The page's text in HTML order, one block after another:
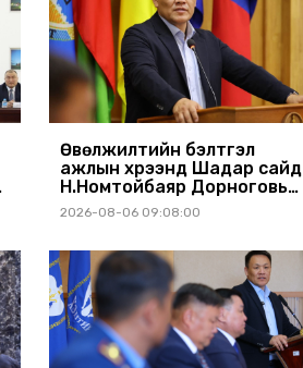
Өвөлжилтийн бэлтгэл
ажлын хүрээнд Шадар сайд
Н.Номтойбаяр Дорноговь
аймагт ажиллав
2026-08-06 09:08:00